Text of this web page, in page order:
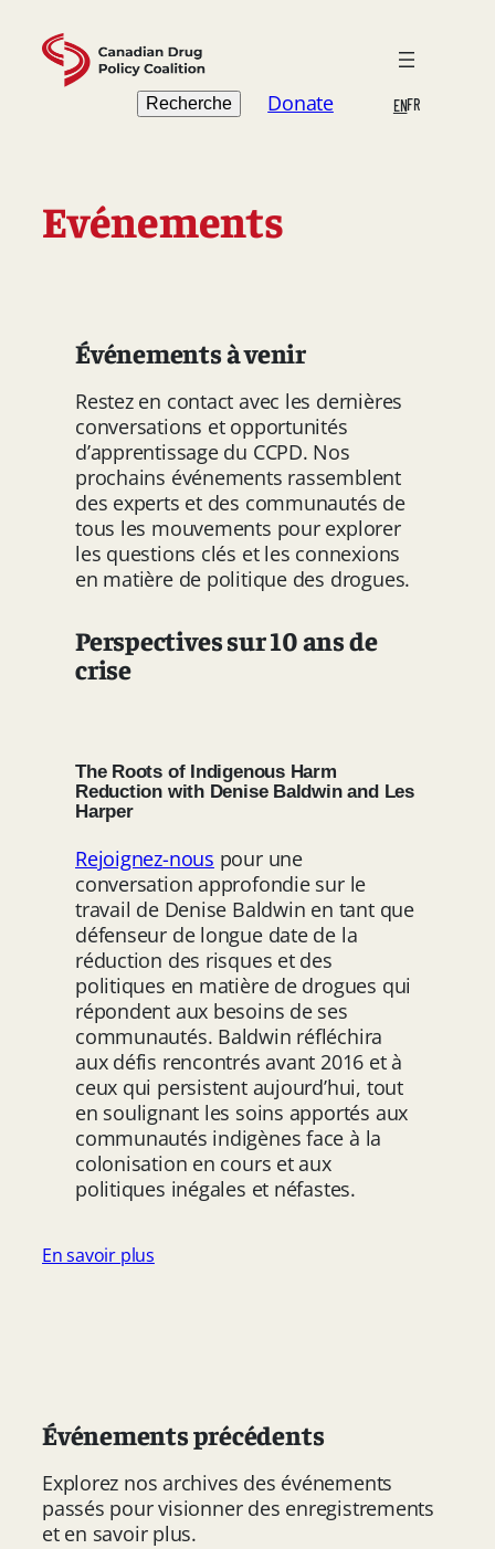
content
Search
Recherche Donate ENFR
Evénements
Événements à venir
Restez en contact avec les dernières
conversations et opportunités
d’apprentissage du CCPD. Nos
prochains événements rassemblent
des experts et des communautés de
tous les mouvements pour explorer
les questions clés et les connexions
en matière de politique des drogues.
Perspectives sur 10 ans de
crise
The Roots of Indigenous Harm
Reduction with Denise Baldwin and Les
Harper
Rejoignez-nous pour une
conversation approfondie sur le
travail de Denise Baldwin en tant que
défenseur de longue date de la
réduction des risques et des
politiques en matière de drogues qui
répondent aux besoins de ses
communautés. Baldwin réfléchira
aux défis rencontrés avant 2016 et à
ceux qui persistent aujourd’hui, tout
en soulignant les soins apportés aux
communautés indigènes face à la
colonisation en cours et aux
politiques inégales et néfastes.
En savoir plus
Événements précédents
Explorez nos archives des événements
passés pour visionner des enregistrements
et en savoir plus.